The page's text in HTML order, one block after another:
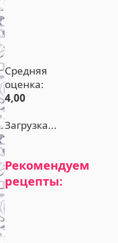
Средняя
оценка:
4,00
Загрузка...
Рекомендуем
рецепты: